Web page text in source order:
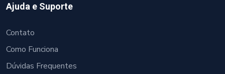
Ajuda e Suporte
Contato
Como Funciona
Dúvidas Frequentes